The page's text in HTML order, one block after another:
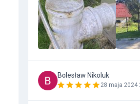
Bolesław Nikoluk
28 maja 2024